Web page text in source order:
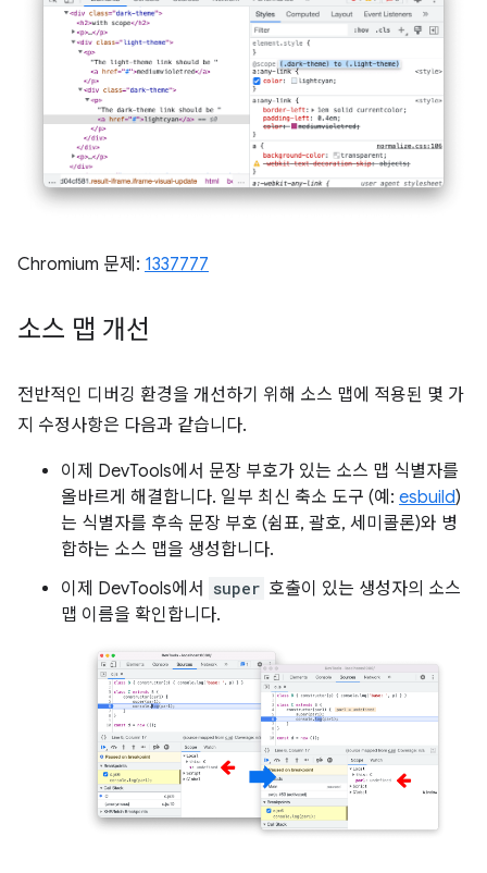
Chromium 문제: 1337777
소스 맵 개선
전반적인 디버깅 환경을 개선하기 위해 소스 맵에 적용된 몇 가
지 수정사항은 다음과 같습니다.
이제 DevTools에서 문장 부호가 있는 소스 맵 식별자를
올바르게 해결합니다. 일부 최신 축소 도구 (예: esbuild)
는 식별자를 후속 문장 부호 (쉼표, 괄호, 세미콜론)와 병
합하는 소스 맵을 생성합니다.
이제 DevTools에서
super 호출이 있는 생성자의 소스
맵 이름을 확인합니다.